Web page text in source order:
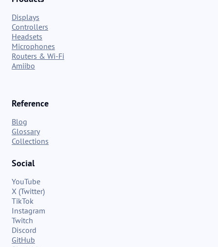
Displays
Controllers
Headsets
Microphones
Routers & Wi-Fi
Amiibo
Reference
Blog
Glossary
Collections
Social
YouTube
X (Twitter)
TikTok
Instagram
Twitch
Discord
GitHub